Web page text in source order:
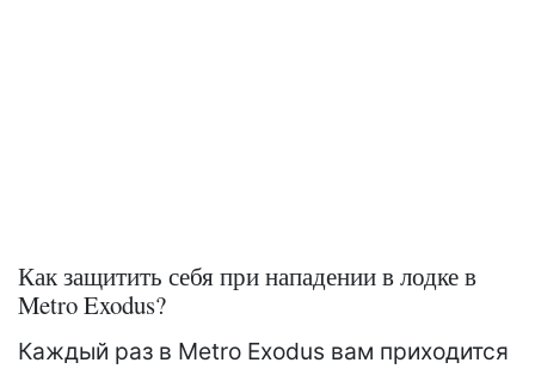
Как защитить себя при нападении в лодке в
Metro Exodus?
Каждый раз в Metro Exodus вам приходится